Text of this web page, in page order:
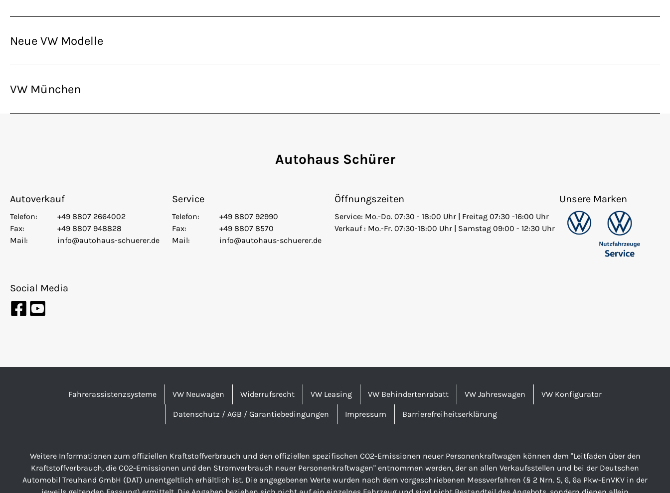
Neue VW Modelle
VW München
Autohaus Schürer
Autoverkauf
Telefon:
+49 8807 2664002
Fax:
+49 8807 948828
Mail:
info@autohaus-schuerer.de
Service
Telefon:
+49 8807 92990
Fax:
+49 8807 8570
Mail:
info@autohaus-schuerer.de
Öffnungszeiten
Service: Mo.-Do. 07:30 - 18:00 Uhr | Freitag 07:30 -16:00 Uhr
Verkauf : Mo.-Fr. 07:30-18:00 Uhr | Samstag 09:00 - 12:30 Uhr
Unsere Marken
Social Media
Fahrerassistenzsysteme VW Neuwagen Widerrufsrecht VW Leasing VW Behindertenrabatt VW Jahreswagen VW Konfigurator
Datenschutz / AGB / Garantiebedingungen Impressum Barrierefreiheitserklärung
Weitere Informationen zum offiziellen Kraftstoffverbrauch und den offiziellen spezifischen CO2-Emissionen neuer Personenkraftwagen können dem "Leitfaden über den
Kraftstoffverbrauch, die CO2-Emissionen und den Stromverbrauch neuer Personenkraftwagen" entnommen werden, der an allen Verkaufsstellen und bei der Deutschen
Automobil Treuhand GmbH (DAT) unentgeltlich erhältlich ist. Die angegebenen Werte wurden nach dem vorgeschriebenen Messverfahren (§ 2 Nrn. 5, 6, 6a Pkw-EnVKV in der